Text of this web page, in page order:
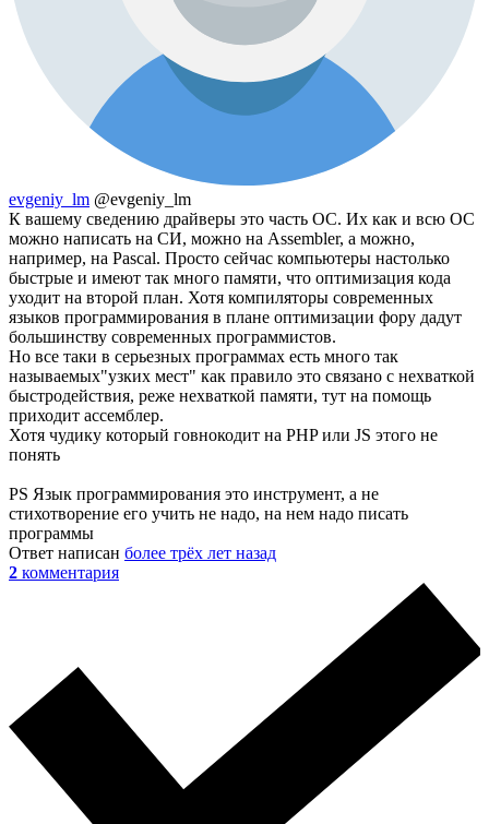
evgeniy_lm @evgeniy_lm
К вашему сведению драйверы это часть ОС. Их как и всю ОС
можно написать на СИ, можно на Assembler, а можно,
например, на Pascal. Просто сейчас компьютеры настолько
быстрые и имеют так много памяти, что оптимизация кода
уходит на второй план. Хотя компиляторы современных
языков программирования в плане оптимизации фору дадут
большинству современных программистов.
Но все таки в серьезных программах есть много так
называемых"узких мест" как правило это связано с нехваткой
быстродействия, реже нехваткой памяти, тут на помощь
приходит ассемблер.
Хотя чудику который говнокодит на PHP или JS этого не
понять
PS Язык программирования это инструмент, а не
стихотворение его учить не надо, на нем надо писать
программы
Ответ написан более трёх лет назад
2 комментария